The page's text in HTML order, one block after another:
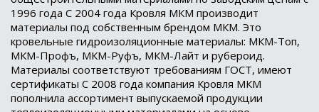
1996 года С 2004 года Кровля МКМ производит
материалы под собственным брендом МКМ. Это
кровельные гидроизоляционные материалы: МКМ-Топ,
МКМ-Профъ, МКМ-Руфъ, МКМ-Лайт и рубероид.
Материалы соответствуют требованиям ГОСТ, имеют
сертификаты С 2008 года компания Кровля МКМ
пополнила ассортимент выпускаемой продукции